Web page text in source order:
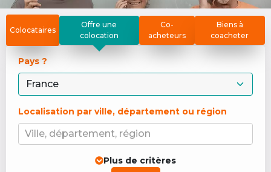
Colocataires
Offre une
colocation
Co-
acheteurs
Biens à
coacheter
Pays ?
Localisation par ville, département ou région
Ville, département, région
Plus de critères